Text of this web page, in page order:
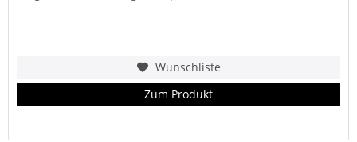
Wunschliste
Zum Produkt